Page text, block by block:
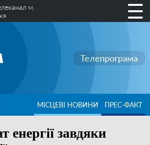
м.
Телепрограма
МІСЦЕВІ НОВИНИ ПРЕС-ФАКТ
енергії завдяки